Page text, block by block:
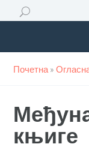
Почетна »
књиге